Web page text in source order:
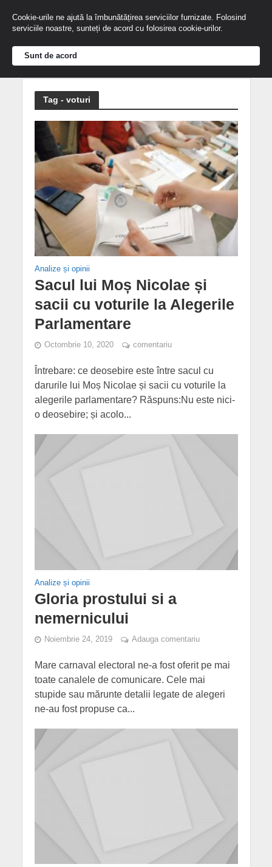
Tag - voturi
Analize și opinii
Sacul lui Moș Nicolae și
sacii cu voturile la Alegerile
Parlamentare
Octombrie 10, 2020 comentariu
Întrebare: ce deosebire este între sacul cu
darurile lui Moș Nicolae și sacii cu voturile la
alegerile parlamentare? Răspuns:Nu este nici-
o deosebire; și acolo...
Analize și opinii
Gloria prostului si a
nemernicului
Noiembrie 24, 2019 Adauga comentariu
Mare carnaval electoral ne-a fost oferit pe mai
toate canalele de comunicare. Cele mai
stupide sau mărunte detalii legate de alegeri
ne-au fost propuse ca...
Cookie-urile ne ajută la îmbunătățirea serviciilor furnizate. Folosind
serviciile noastre, sunteți de acord cu folosirea cookie-urilor.
Sunt de acord